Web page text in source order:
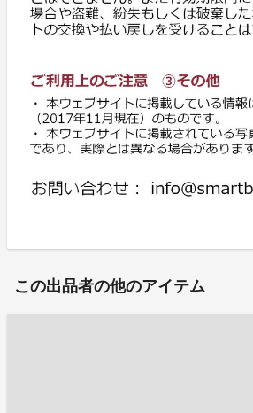
この出品者の他のアイテム